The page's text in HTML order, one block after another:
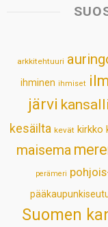
s
p
arkkitehtuuri
ihminen ihmiset
järvi
kesäilta kevät kirkko
maisema
perämeri
Suomen